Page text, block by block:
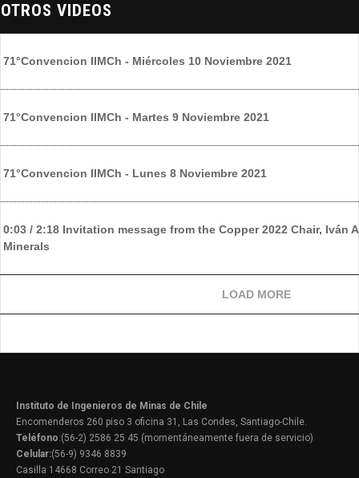
OTROS VIDEOS
71°Convencion IIMCh - Miércoles 10 Noviembre 2021
71°Convencion IIMCh - Martes 9 Noviembre 2021
71°Convencion IIMCh - Lunes 8 Noviembre 2021
0:03 / 2:18 Invitation message from the Copper 2022 Chair, Iván
Minerals
LOAD MORE
Instituto de Ingenieros de Minas de Chile
Encomenderos 260 piso 3 oficina 31, Las Condes, Santiago-Chile.
Teléfono:(56-2) 2586 25 45 (momentáneamente fuera de servicio)
Celular:(56-9) 9346 8839
Casilla 14668 Correo 21 Santiago